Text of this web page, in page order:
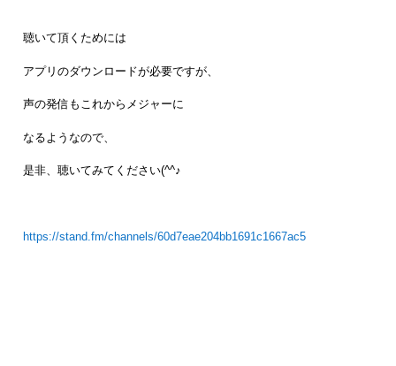
聴いて頂くためには
アプリのダウンロードが必要ですが、
声の発信もこれからメジャーに
なるようなので、
是非、聴いてみてください(^^♪
https://stand.fm/channels/60d7eae204bb1691c1667ac5